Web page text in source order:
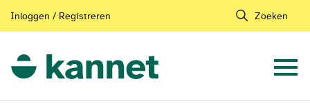
Inloggen / Registreren Zoeken